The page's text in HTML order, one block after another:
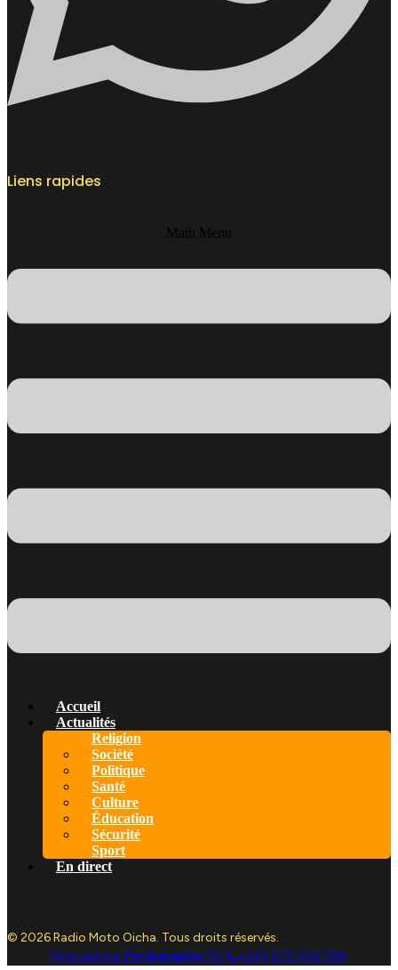
Liens rapides
Main Menu
Accueil
Actualités
Religion
Société
Politique
Santé
Culture
Éducation
Sécurité
Sport
En direct
© 2026 Radio Moto Oicha. Tous droits réservés.
Propulsé par Ferdigraphix FD 📞+243 975 509 786